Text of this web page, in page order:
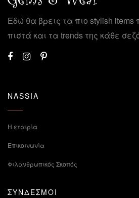
Εδώ θα βρεις τα πιο stylish items
πιστά και τα trends της κάθε
NASSIA
Η εταιρία
Επικοινωνία
Φιλανθρωπικός Σκοπός
ΣΥΝΔΕΣΜΟΙ